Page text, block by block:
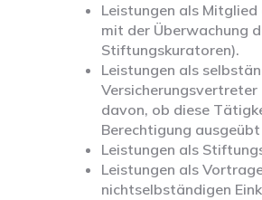
Leistungen als
mit der Überwachung
Stiftungskuratoren).
Leistungen als
Versicherungsvertreter
davon, ob diese
Berechtigung
Leistungen als
Leistungen als
nichtselbständigen